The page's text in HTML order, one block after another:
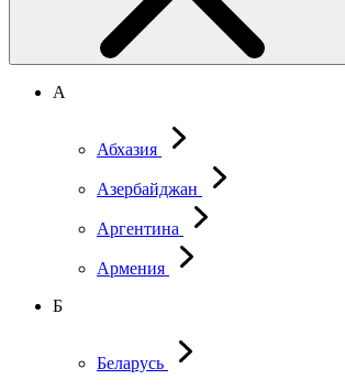
А
Абхазия
Азербайджан
Аргентина
Армения
Б
Беларусь